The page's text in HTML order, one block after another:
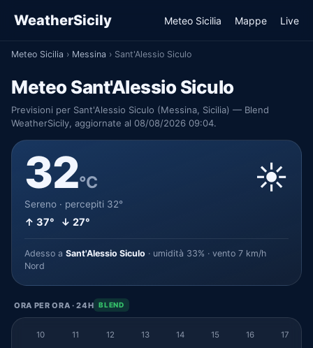
WeatherSicily Meteo Sicilia Mappe Live
Meteo Sicilia › Messina › Sant'Alessio Siculo
Meteo Sant'Alessio Siculo
Previsioni per Sant'Alessio Siculo (Messina, Sicilia) — Blend
WeatherSicily, aggiornate al 08/08/2026 09:04.
32°C
Sereno · percepiti 32°
↑ 37° ↓ 27°
☀️
Adesso a Sant'Alessio Siculo · umidità 33% · vento 7 km/h
Nord
ORA PER ORA · 24H BLEND
10 11 12 13 14 15 16 17